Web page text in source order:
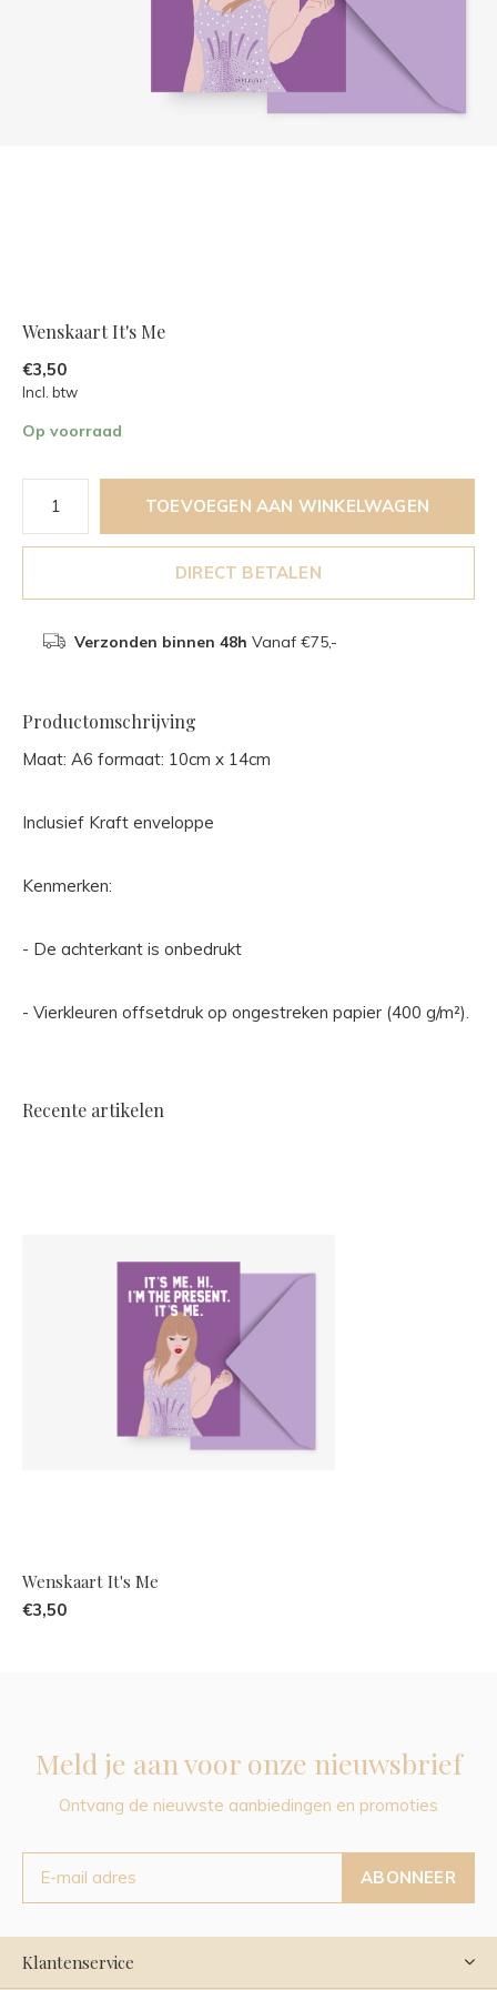
Wenskaart It's Me
€3,50
Incl. btw
Op voorraad
TOEVOEGEN AAN WINKELWAGEN
DIRECT BETALEN
Verzonden binnen 48h Vanaf €75,-
Productomschrijving
Maat: A6 formaat: 10cm x 14cm
Inclusief Kraft enveloppe
Kenmerken:
- De achterkant is onbedrukt
- Vierkleuren offsetdruk op ongestreken papier (400 g/m²).
Recente artikelen
Wenskaart It's Me
€3,50
Meld je aan voor onze nieuwsbrief
Ontvang de nieuwste aanbiedingen en promoties
ABONNEER
Klantenservice